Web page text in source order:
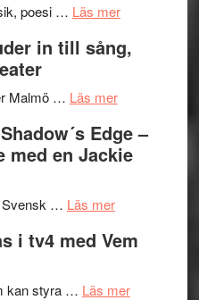
genrens
terräng
på
poesi … Läs merom
Endre,
Roland
Pöntinen
Artipelag
in till sång,
Malmö … Läs merom
bjuder
in
samtal
teater
Edge –
med en Jackie
Svensk … Läs merom
The
´s
i tv4 med Vem
kan styra … Läs merom